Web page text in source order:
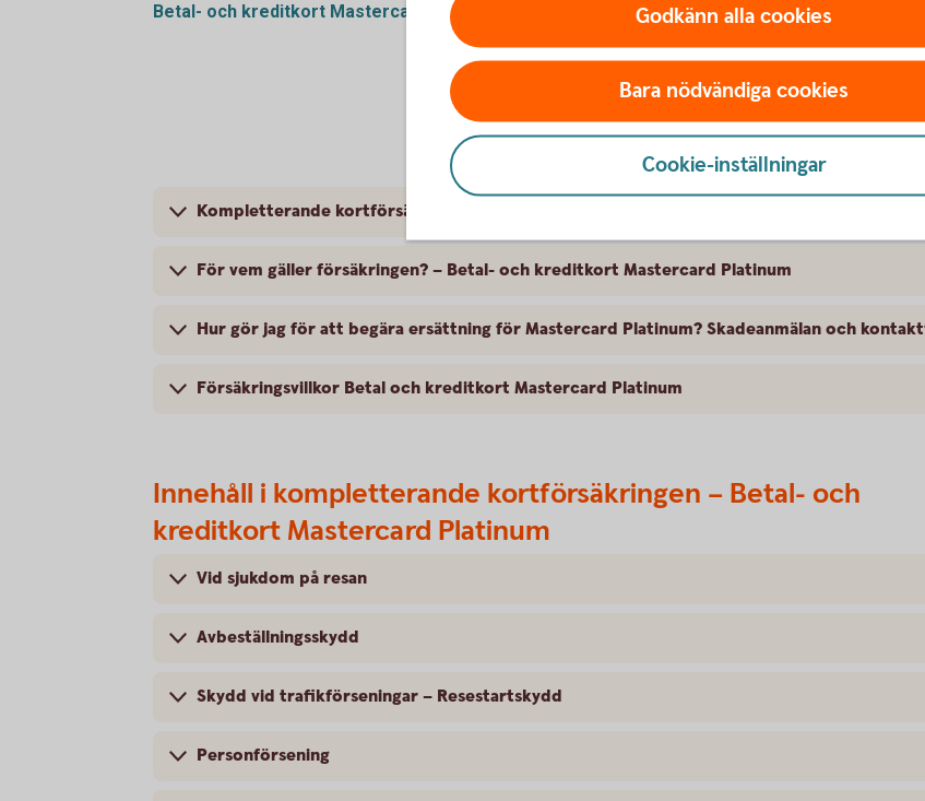
Betal- och kreditkort Mastercard Platinum – beställ och läsmer
Kompletterande kortförsäkring – Betal- och kreditkort Mastercard Platinum
För vem gäller försäkringen? – Betal- och kreditkort Mastercard Platinum
Hur gör jag för att begära ersättning för Mastercard Platinum? Skadeanmälan och
Försäkringsvillkor Betal och kreditkort Mastercard Platinum
Innehåll i kompletterande kortförsäkringen – Betal- och
kreditkort Mastercard Platinum
Vid sjukdom på resan
Avbeställningsskydd
Skydd vid trafikförseningar – Resestartskydd
Personförsening
Godkänn alla cookies
Bara nödvändiga cookies
Cookie-inställningar